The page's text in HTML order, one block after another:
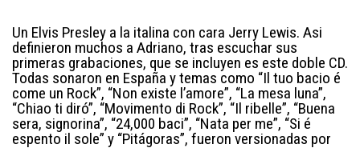
Un Elvis Presley a la italina con cara Jerry Lewis. Asi
definieron muchos a Adriano, tras escuchar sus
primeras grabaciones, que se incluyen es este doble CD.
Todas sonaron en España y temas como “Il tuo bacio é
come un Rock”, “Non existe l’amore”, “La mesa luna”,
“Chiao ti diró”, “Movimento di Rock”, “Il ribelle”, “Buena
sera, signorina”, “24,000 baci”, “Nata per me”, “Si é
espento il sole” y “Pitágoras”, fueron versionadas por